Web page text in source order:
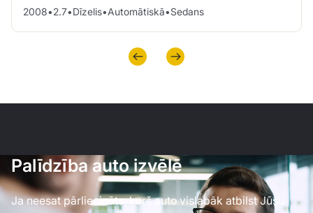
2008•2.7•Dīzelis•Automātiskā•Sedans
Palīdzība auto izvēlē
Ja neesat pārliecināts, kurš auto vislabāk atbilst Jūsu